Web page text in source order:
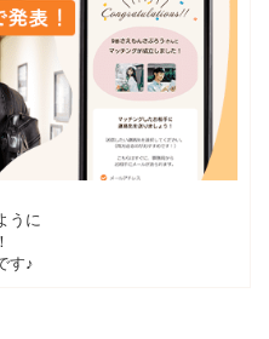
うに
す♪